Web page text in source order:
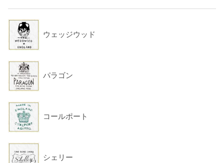
ウェッジウッド
パラゴン
コールポート
シェリー